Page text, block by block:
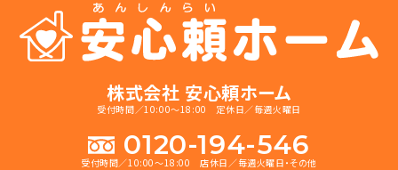
株式会社 安心頼ホーム
受付時間／10:00～18:00 定休日／毎週火曜日
0120-194-546
受付時間／10:00～18:00 店休日／毎週火曜日・その他